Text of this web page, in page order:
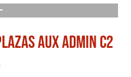
AUX ADMIN C2